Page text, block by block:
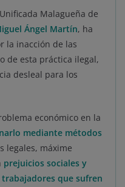
Malagueña de
Ángel Martín, ha
la inacción de las
de esta práctica ilegal,
desleal para los
económico en la
mediante métodos
legales, máxime
prejuicios sociales y
que sufren